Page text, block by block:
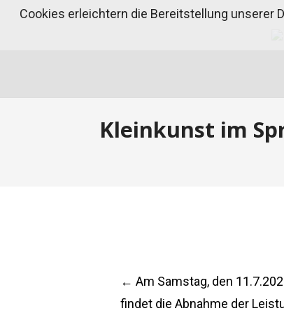
Kleinkunst im
Post
← Am Samstag, den
findet die Abnahme der
Cookies erleichtern die Bereitstellung unserer